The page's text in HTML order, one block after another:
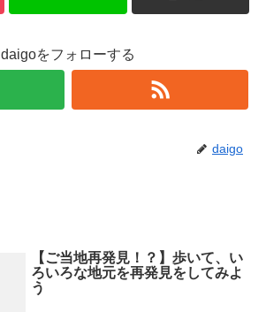
daigoをフォローする
daigo
【ご当地再発見！？】歩いて、い
ろいろな地元を再発見をしてみよ
う